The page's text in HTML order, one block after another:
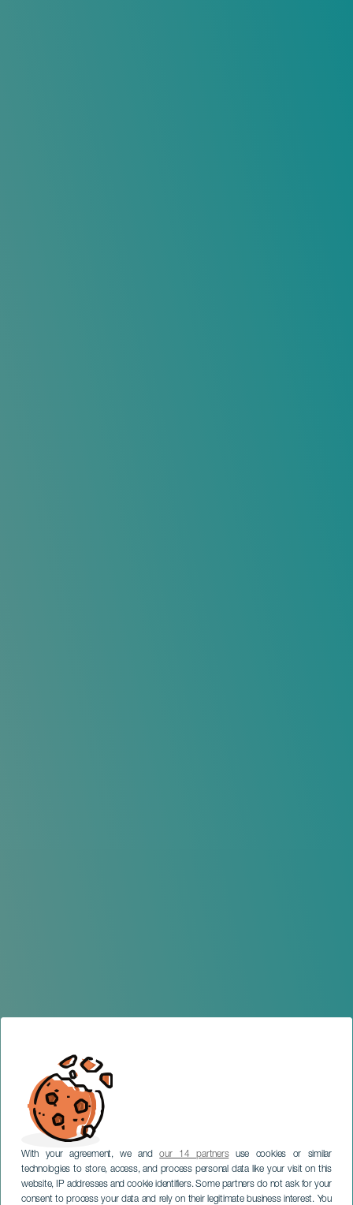
With your agreement, we andour 14 partnersuse cookies or similar
technologies to store, access, and process personal data like your visit on this
website, IP addresses and cookie identifiers. Some partners do not ask for your
consent to process your data and rely on their legitimate business interest. You